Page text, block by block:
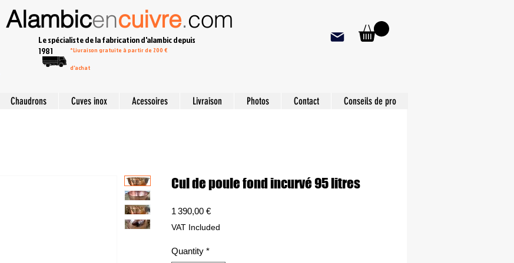
Alambicencuivre.com
Le spécialiste de la fabrication d'alambic depuis
1981
*Livraison gratuite à partir de 200 €
d'achat
Cul de poule fond incurvé 95 litres
1 390,00 €Price
VAT Included
Quantity *
Chaudrons Cuves inox Acessoires Livraison Photos Contact Conseils de pro